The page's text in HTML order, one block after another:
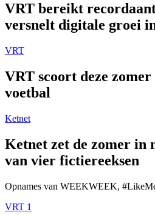
VRT bereikt
versnelt digitale groei
VRT
VRT scoort deze
voetbal
Ketnet
Ketnet zet de zomer in
van vier fictiereeksen
Opnames van WEEKWEEK,
VRT 1